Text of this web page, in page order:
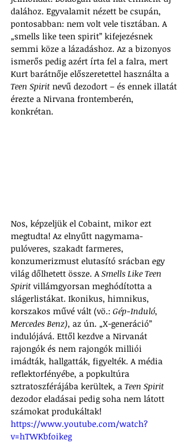
dalához. Egyvalamit nézett be csupán,
pontosabban: nem volt vele tisztában. A
„smells like teen spirit” kifejezésnek
semmi köze a lázadáshoz. Az a bizonyos
ismerős pedig azért írta fel a falra, mert
Kurt barátnője előszeretettel használta a
Teen Spirit nevű dezodort – és ennek illatát
érezte a Nirvana frontemberén,
konkrétan.
Nos, képzeljük el Cobaint, mikor ezt
megtudta! Az elnyűtt nagymama-
pulóveres, szakadt farmeres,
konzumerizmust elutasító srácban egy
világ dőlhetett össze. A Smells Like Teen
Spirit villámgyorsan meghódította a
slágerlistákat. Ikonikus, himnikus,
korszakos művé vált (vö.: Gép-Induló,
Mercedes Benz), az ún. „X-generáció”
indulójává. Ettől kezdve a Nirvanát
rajongók és nem rajongók milliói
imádták, hallgatták, figyelték. A média
reflektorfényébe, a popkultúra
sztratoszférájába kerültek, a Teen Spirit
dezodor eladásai pedig soha nem látott
számokat produkáltak!
https://www.youtube.com/watch?
v=hTWKbfoikeg